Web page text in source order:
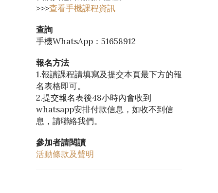
>>>查看手機課程資訊
查詢
手機WhatsApp：51658912
報名方法
1.報讀課程請填寫及提交本頁最下方的報
名表格即可。
2.提交報名表後48小時內會收到
whatsapp安排付款信息，如收不到信
息，請聯絡我們。
參加者請閱讀
活動條款及聲明